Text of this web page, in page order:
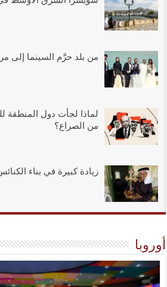
من بلد حرَّم السينما إلى
لماذا لجأت دول المنطقة
من الصراع؟
زيادة كبيرة في بناء
أوروبا